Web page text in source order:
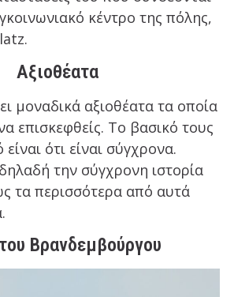
κέντρο της πόλης,
Αξιοθέατα
μοναδικά αξιοθέατα τα οποία
επισκεφθείς. Το βασικό τους
ότι είναι σύγχρονα.
την σύγχρονη ιστορία
τα περισσότερα από αυτά
Βρανδεμβούργου